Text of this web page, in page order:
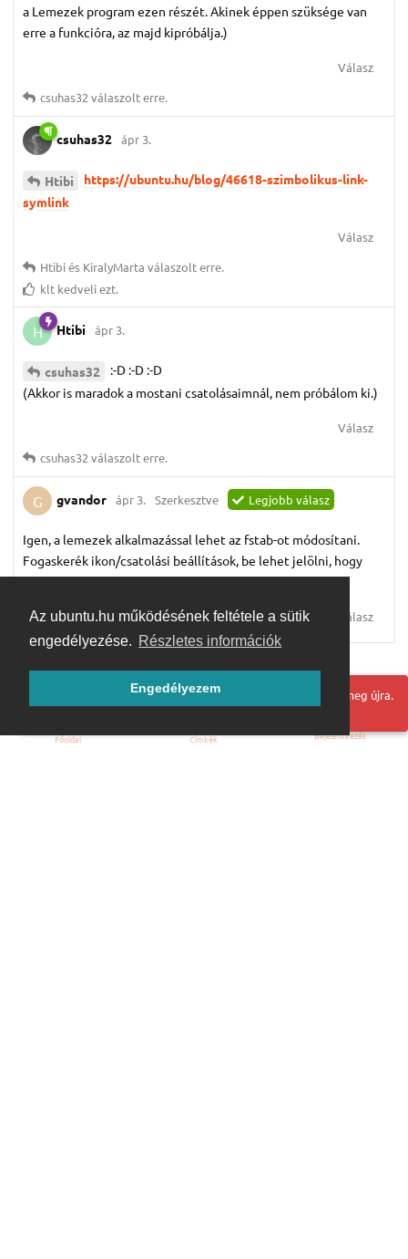
Az ubuntu.hu működésének feltétele a sütik
engedélyezése. Részletes információk
Engedélyezem
a Lemezek program ezen részét. Akinek éppen szüksége van
erre a funkcióra, az majd kipróbálja.)
Válasz
csuhas32 válaszolt erre.
csuhas32 ápr 3.
Htibi
https://ubuntu.hu/blog/46618-szimbolikus-link-
symlink
Válasz
Htibiés KiralyMarta válaszolt erre.
klt kedveli ezt.
H Htibi ápr 3.
csuhas32
:-D :-D :-D
(Akkor is maradok a mostani csatolásaimnál, nem próbálom ki.)
Válasz
csuhas32 válaszolt erre.
G gvandor ápr 3. Szerkesztve Legjobb válasz
Igen, a lemezek alkalmazással lehet az fstab-ot módosítani.
Fogaskerék ikon/csatolási beállítások, be lehet jelölni, hogy
indításkor csatolva legyen.
Válasz
Hoppá! Valami hiba történt. Frissítse az oldalt és próbálja meg újra.
Főoldal Címkék Bejelentkezés